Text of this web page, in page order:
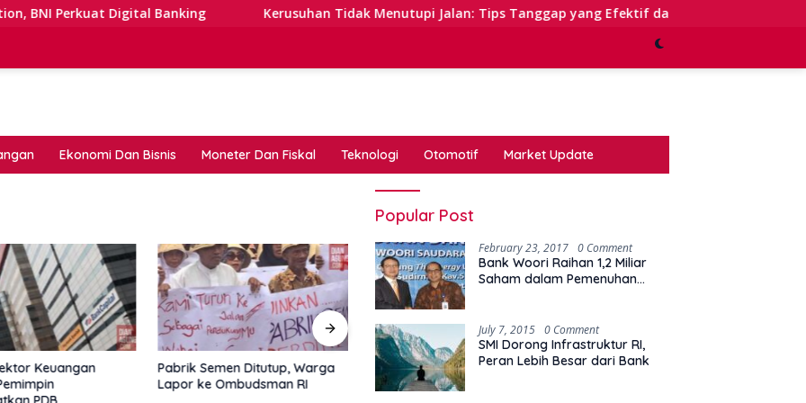
Digital Banking Kerusuhan Tidak Menutupi Jalan: Tips Tanggap yang Efektif dalam Waktu Keterbatasan
Ekonomi Dan Bisnis Moneter Dan Fiskal Teknologi Otomotif Market Update
Keuangan
Pabrik Semen Ditutup, Warga
Lapor ke Ombudsman RI
Perbedaan Pendapat Bank
Asing Sebelum dan Sesudah
Trimegah Raih Tujuan
Popular Post
February 23, 2017 0 Comment
Bank Woori Raihan 1,2 Miliar
Saham dalam Pemenuhan
July 7, 2015 0 Comment
SMI Dorong Infrastruktur RI,
Peran Lebih Besar dari Bank